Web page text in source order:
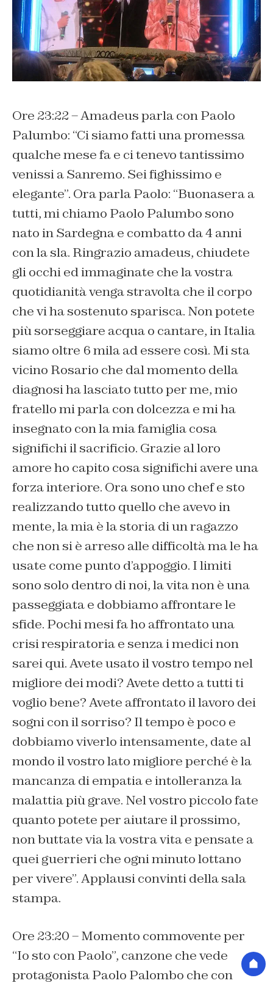
Ore 23:22 – Amadeus parla con Paolo
Palumbo: “Ci siamo fatti una promessa
qualche mese fa e ci tenevo tantissimo
venissi a Sanremo. Sei fighissimo e
elegante”. Ora parla Paolo: “Buonasera a
tutti, mi chiamo Paolo Palumbo sono
nato in Sardegna e combatto da 4 anni
con la sla. Ringrazio amadeus, chiudete
gli occhi ed immaginate che la vostra
quotidianità venga stravolta che il corpo
che vi ha sostenuto sparisca. Non potete
più sorseggiare acqua o cantare, in Italia
siamo oltre 6 mila ad essere così. Mi sta
vicino Rosario che dal momento della
diagnosi ha lasciato tutto per me, mio
fratello mi parla con dolcezza e mi ha
insegnato con la mia famiglia cosa
significhi il sacrificio. Grazie al loro
amore ho capito cosa significhi avere una
forza interiore. Ora sono uno chef e sto
realizzando tutto quello che avevo in
mente, la mia è la storia di un ragazzo
che non si è arreso alle difficoltà ma le ha
usate come punto d’appoggio. I limiti
sono solo dentro di noi, la vita non è una
passeggiata e dobbiamo affrontare le
sfide. Pochi mesi fa ho affrontato una
crisi respiratoria e senza i medici non
sarei qui. Avete usato il vostro tempo nel
migliore dei modi? Avete detto a tutti ti
voglio bene? Avete affrontato il lavoro dei
sogni con il sorriso? Il tempo è poco e
dobbiamo viverlo intensamente, date al
mondo il vostro lato migliore perché è la
mancanza di empatia e intolleranza la
malattia più grave. Nel vostro piccolo fate
quanto potete per aiutare il prossimo,
non buttate via la vostra vita e pensate a
quei guerrieri che ogni minuto lottano
per vivere”. Applausi convinti della sala
stampa.
Ore 23:20 – Momento commovente per
“Io sto con Paolo”, canzone che vede
protagonista Paolo Palombo che con